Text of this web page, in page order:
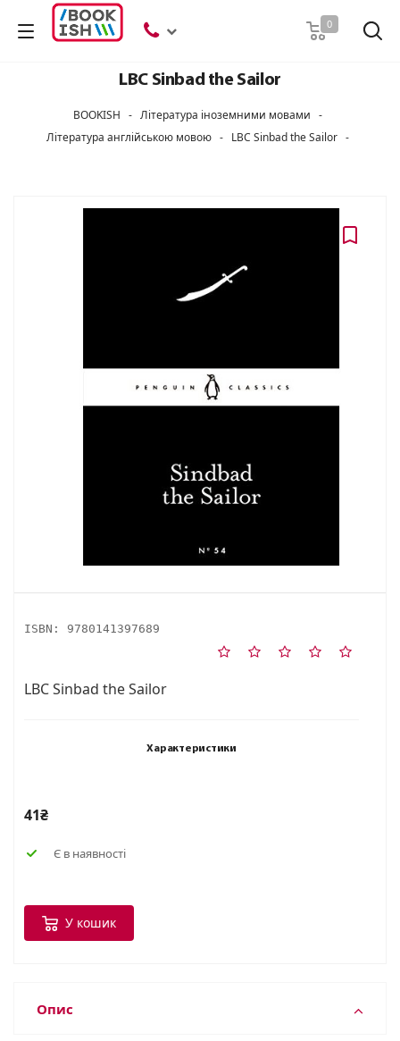
0
LBC Sinbad the Sailor
BOOKISH - Література іноземними мовами -
Література англійською мовою - LBC Sinbad the Sailor -
ISBN: 9780141397689
LBC Sinbad the Sailor
Характеристики
41₴
Є в наявності
У кошик
Опис